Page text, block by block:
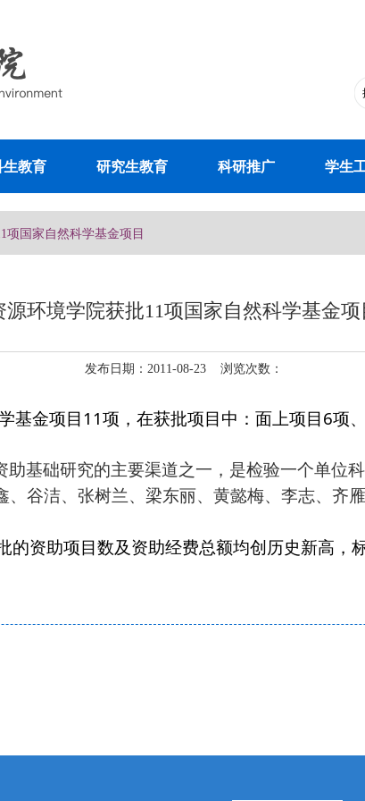
教育 研究生教育 科研推广 学生
项国家自然科学基金项目
源环境学院获批11项国家自然科学基金项
发布日期：2011-08-23 浏览次数：
基金项目 11项，在获批项目中：面上项目 6项
助基础研究的主要渠道之一，是检验一个单位
、谷洁、张树兰、梁东丽、黄懿梅、李志、齐
的资助项目数及资助经费总额均创历史新高，